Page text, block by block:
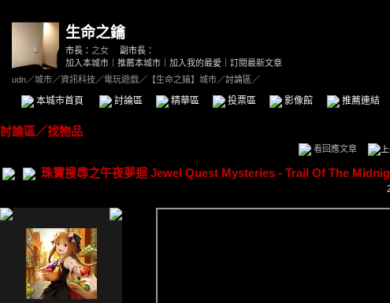
生命之鑰
市長： 之女
副市長：
加入本城市
推薦本城市 加入我的最愛
訂閱最新文章
udn／城市／資訊科技／電玩遊戲／ 【生命之鑰】城市／討論區／
本城市首頁 討論區 精華區 投票區 影像館 推薦連結
討論區／找物品
看回應文章
珠寶搜尋之午夜夢迴 Jewel Quest Mysteries - Trail Of The